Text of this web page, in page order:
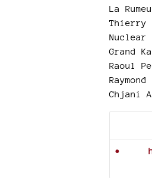
La
Thierry
Nuclear
Grand
Raoul
Chjani